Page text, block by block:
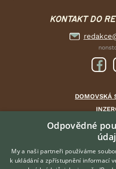
KONTAKT DO
DOMOVSKÁ
Odpovědné
My a naši partneři používáme
k ukládání a zpřístupnění informací